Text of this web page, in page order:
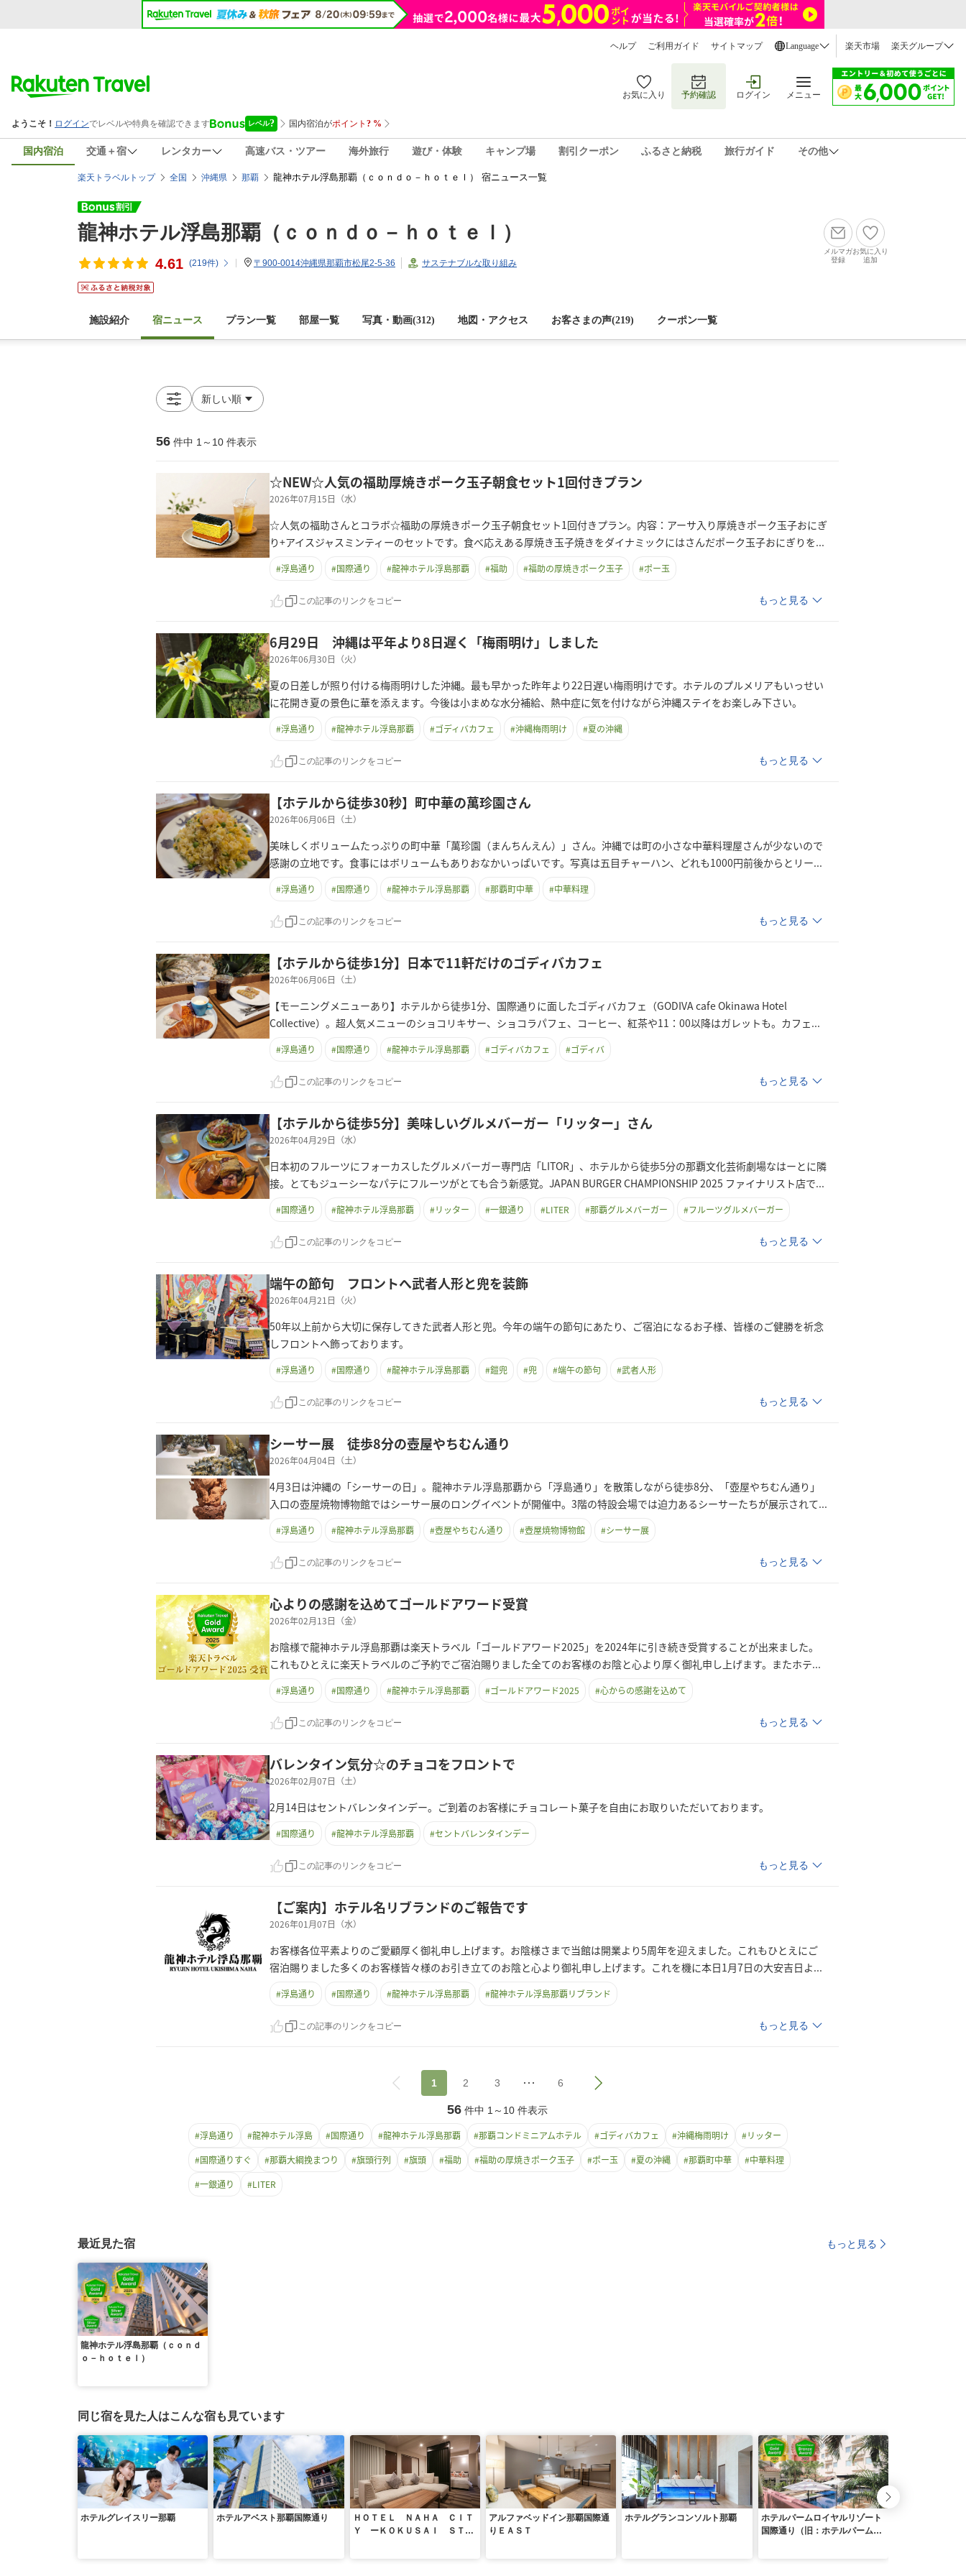
ヘルプ ご利用ガイド サイトマップ Language 楽天市場 楽天グループ
お気に入り 予約確認 ログイン メニュー
国内宿泊 交通＋宿 レンタカー 高速バス・ツアー 海外旅行 遊び・体験 キャンプ場 割引クーポン ふるさと納税 旅行ガイド その他
楽天トラベルトップ 全国 沖縄県 那覇 龍神ホテル浮島那覇（ｃｏｎｄｏ－ｈｏｔｅｌ） 宿ニュース一覧
龍神ホテル浮島那覇（ｃｏｎｄｏ－ｈｏｔｅｌ）
4.61 (219件) 〒900-0014沖縄県那覇市松尾2-5-36 サステナブルな取り組み
メルマガ
登録
お気に入り
追加
施設紹介 宿ニュース プラン一覧 部屋一覧 写真・動画(312) 地図・アクセス お客さまの声(219) クーポン一覧
56 件中 1 ～ 10 件表示
☆NEW☆人気の福助厚焼きポーク玉子朝食セット1回付きプラン
2026年07月15日（水）
☆人気の福助さんとコラボ☆福助の厚焼きポーク玉子朝食セット1回付きプラン。内容：アーサ入り厚焼きポーク玉子おにぎ
り+アイスジャスミンティーのセットです。食べ応えある厚焼き玉子焼きをダイナミックにはさんだポーク玉子おにぎり を...
#浮島通り #国際通り #龍神ホテル浮島那覇 #福助 #福助の厚焼きポーク玉子 #ポー玉
この記事のリンクをコピー もっと見る
6月29日 沖縄は平年より8日遅く「梅雨明け」しました
2026年06月30日（火）
夏の日差しが照り付ける梅雨明けした沖縄。最も早かった昨年より22日遅い梅雨明けです。ホテルのプルメリアもいっせい
に花開き夏の景色に華を添えます。今後は小まめな水分補給、熱中症に気を付けながら沖縄ステイをお楽しみ下さい。
#浮島通り #龍神ホテル浮島那覇 #ゴディバカフェ #沖縄梅雨明け #夏の沖縄
この記事のリンクをコピー もっと見る
【ホテルから徒歩30秒】町中華の萬珍園さん
2026年06月06日（土）
美味しくボリュームたっぷりの町中華「萬珍園（まんちんえん）」さん。沖縄では町の小さな中華料理屋さんが少ないので
感謝の立地です。食事にはボリュームもありおなかいっぱいです。写真は五目チャーハン、どれも1000円前後からとリ ー...
#浮島通り #国際通り #龍神ホテル浮島那覇 #那覇町中華 #中華料理
この記事のリンクをコピー もっと見る
【ホテルから徒歩1分】日本で11軒だけのゴディバカフェ
2026年06月06日（土）
【モーニングメニューあり】ホテルから徒歩1分、国際通りに面したゴディバカフェ（GODIVA cafe Okinawa Hotel
Collective）。超人気メニューのショコリキサー、ショコラパフェ、コーヒー、紅茶や11：00以降はガレットも。カフ ェ...
#浮島通り #国際通り #龍神ホテル浮島那覇 #ゴディバカフェ #ゴディバ
この記事のリンクをコピー もっと見る
【ホテルから徒歩5分】美味しいグルメバーガー「リッター」さん
2026年04月29日（水）
日本初のフルーツにフォーカスしたグルメバーガー専門店「LITOR」、ホテルから徒歩5分の那覇文化芸術劇場なはーとに隣
接。とてもジューシーなパテにフルーツがとても合う新感覚。JAPAN BURGER CHAMPIONSHIP 2025 ファイナリスト店で...
#国際通り #龍神ホテル浮島那覇 #リッター #一銀通り #LITER #那覇グルメバーガー #フルーツグルメバーガー
この記事のリンクをコピー もっと見る
端午の節句 フロントへ武者人形と兜を装飾
2026年04月21日（火）
50年以上前から大切に保存してきた武者人形と兜。今年の端午の節句にあたり、ご宿泊になるお子様、皆様のご健勝を祈念
しフロントへ飾っております。
#浮島通り #国際通り #龍神ホテル浮島那覇 #鎧兜 #兜 #端午の節句 #武者人形
この記事のリンクをコピー もっと見る
シーサー展 徒歩8分の壺屋やちむん通り
2026年04月04日（土）
4月3日は沖縄の「シーサーの日」。龍神ホテル浮島那覇から「浮島通り」を散策しながら徒歩8分、「壺屋やちむん通り」
入口の壺屋焼物博物館ではシーサー展のロングイベントが開催中。3階の特設会場では迫力あるシーサーたちが展示されて...
#浮島通り #龍神ホテル浮島那覇 #壺屋やちむん通り #壺屋焼物博物館 #シーサー展
この記事のリンクをコピー もっと見る
心よりの感謝を込めてゴールドアワード受賞
2026年02月13日（金）
お陰様で龍神ホテル浮島那覇は楽天トラベル「ゴールドアワード2025」を2024年に引き続き受賞することが出来ました。
これもひとえに楽天トラベルのご予約でご宿泊賜りました全てのお客様のお陰と心より厚く御礼申し上げます。またホテ...
#浮島通り #国際通り #龍神ホテル浮島那覇 #ゴールドアワード2025 #心からの感謝を込めて
この記事のリンクをコピー もっと見る
バレンタイン気分☆のチョコをフロントで
2026年02月07日（土）
2月14日はセントバレンタインデー。ご到着のお客様にチョコレート菓子を自由にお取りいただいております。
#国際通り #龍神ホテル浮島那覇 #セントバレンタインデー
この記事のリンクをコピー もっと見る
【ご案内】ホテル名リブランドのご報告です
2026年01月07日（水）
お客様各位平素よりのご愛顧厚く御礼申し上げます。お陰様さまで当館は開業より5周年を迎えました。これもひとえにご
宿泊賜りました多くのお客様皆々様のお引き立てのお陰と心より御礼申し上げます。これを機に本日1月7日の大安吉日よ...
#浮島通り #国際通り #龍神ホテル浮島那覇 #龍神ホテル浮島那覇リブランド
この記事のリンクをコピー もっと見る
1 2 3 6
56 件中 1 ～ 10 件表示
#浮島通り #龍神ホテル浮島 #国際通り #龍神ホテル浮島那覇 #那覇コンドミニアムホテル #ゴディバカフェ #沖縄梅雨明け #リッター
#国際通りすぐ #那覇大綱挽まつり #旗頭行列 #旗頭 #福助 #福助の厚焼きポーク玉子 #ポー玉 #夏の沖縄 #那覇町中華 #中華料理
#一銀通り #LITER
最近見た宿 もっと見る
龍神ホテル浮島那覇（ｃｏｎｄ
ｏ－ｈｏｔｅｌ）
同じ宿を見た人はこんな宿も見ています
ホテルグレイスリー那覇 ホテルアベスト那覇国際通り
ＨＯＴＥＬ ＮＡＨＡ ＣＩＴ
Ｙ ーＫＯＫＵＳＡＩ ＳＴＲ
アルファベッドイン那覇国際通
りＥＡＳＴ
ホテルグランコンソルト那覇
ホテルパームロイヤルリゾート
国際通り（旧：ホテルパームロ